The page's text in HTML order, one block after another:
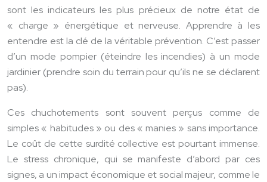
sont les indicateurs les plus précieux de notre état de
« charge » énergétique et nerveuse. Apprendre à les
entendre est la clé de la véritable prévention. C’est passer
d’un mode pompier (éteindre les incendies) à un mode
jardinier (prendre soin du terrain pour qu’ils ne se déclarent
pas).
Ces chuchotements sont souvent perçus comme de
simples « habitudes » ou des « manies » sans importance.
Le coût de cette surdité collective est pourtant immense.
Le stress chronique, qui se manifeste d’abord par ces
signes, a un impact économique et social majeur, comme le